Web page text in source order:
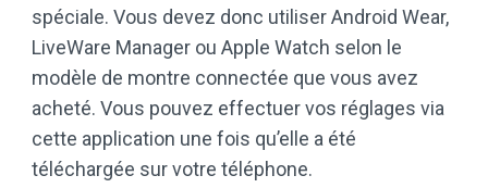
spéciale. Vous devez donc utiliser Android Wear,
LiveWare Manager ou Apple Watch selon le
modèle de montre connectée que vous avez
acheté. Vous pouvez effectuer vos réglages via
cette application une fois qu’elle a été
téléchargée sur votre téléphone.